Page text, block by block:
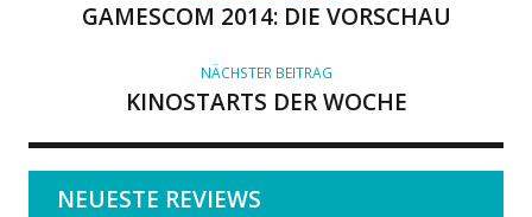
GAMESCOM 2014: DIE VORSCHAU
NÄCHSTER BEITRAG
KINOSTARTS DER WOCHE
NEUESTE REVIEWS